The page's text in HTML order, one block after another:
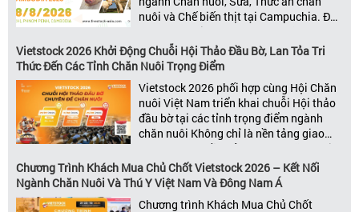
nuôi và Chế biến thịt tại Campuchia. Đây
được đánh giá là một trong những sự
kiện thương mại thường niên uy tín và
đáng chú ý nhất của ngành nông nghiệp
– chăn […]
Vietstock 2026 Khởi Động Chuỗi Hội Thảo Đầu Bờ, Lan Tỏa Tri
Thức Đến Các Tỉnh Chăn Nuôi Trọng Điểm
Vietstock 2026 phối hợp cùng Hội Chăn
nuôi Việt Nam triển khai chuỗi Hội thảo
đầu bờ tại các tỉnh trọng điểm ngành
chăn nuôi Không chỉ là nền tảng giao
thương hàng đầu của ngành chăn nuôi
và thú y, Vietstock còn là triển lãm duy
nhất tại Việt Nam tổ chức thường niên
Chương Trình Khách Mua Chủ Chốt Vietstock 2026 – Kết Nối
Ngành Chăn Nuôi Và Thú Y Việt Nam Và Đông Nam Á
Chương trình Khách Mua Chủ Chốt